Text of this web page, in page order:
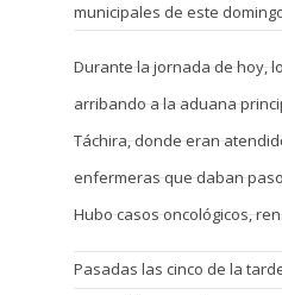
municipales de este
Durante la jornada de hoy,
arribando a la aduana
Táchira, donde eran
enfermeras que daban
Hubo casos oncológicos,
Pasadas las cinco de la